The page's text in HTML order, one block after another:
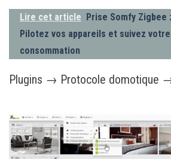
Lire cet article Prise Somfy Zigbee :
Pilotez vos appareils et suivez votre
consommation
Plugins → Protocole domotique